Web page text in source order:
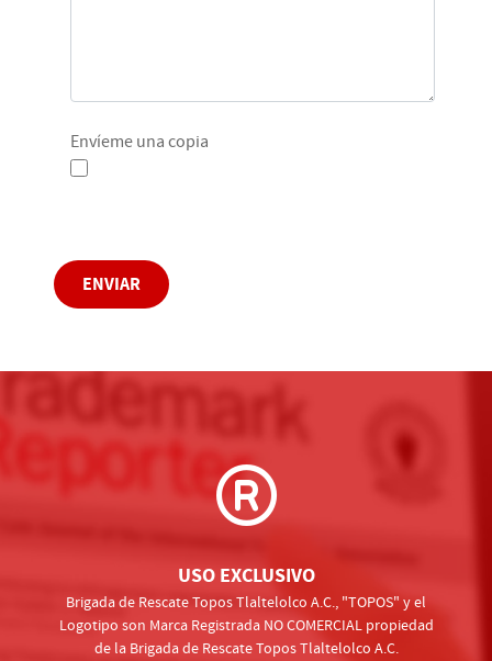
Envíeme una copia
Captcha
ENVIAR
USO EXCLUSIVO
Brigada de Rescate Topos Tlaltelolco A.C., "TOPOS" y el
Logotipo son Marca Registrada NO COMERCIAL propiedad
de la Brigada de Rescate Topos Tlaltelolco A.C.